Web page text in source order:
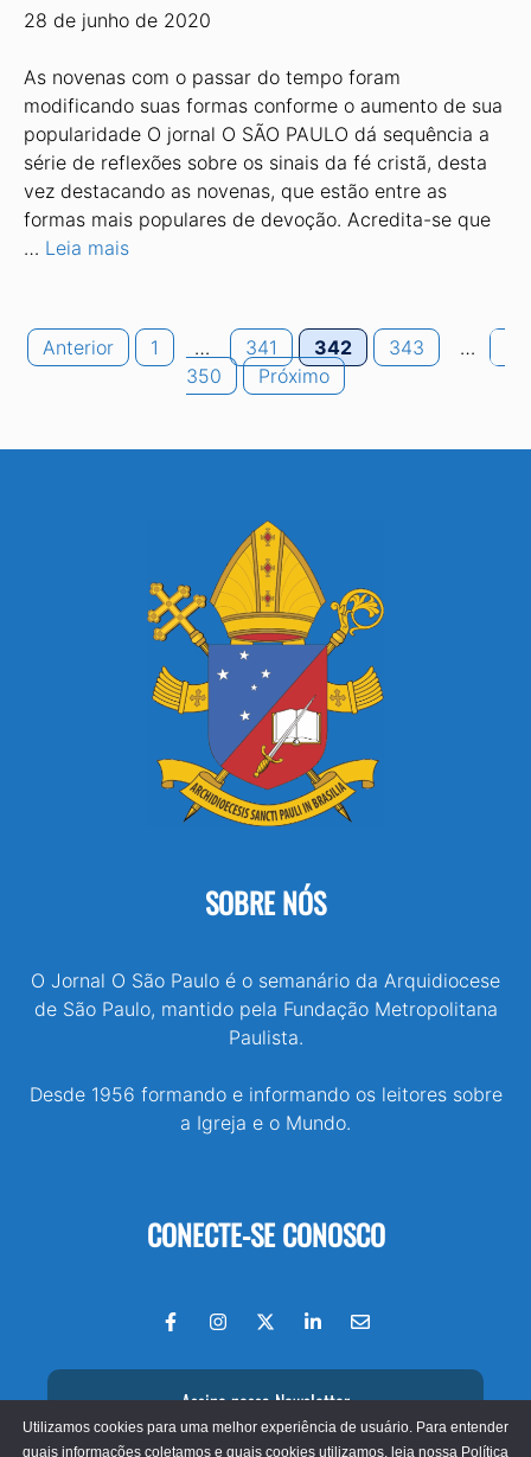
28 de junho de 2020
As novenas com o passar do tempo foram
modificando suas formas conforme o aumento de sua
popularidade O jornal O SÃO PAULO dá sequência a
série de reflexões sobre os sinais da fé cristã, desta
vez destacando as novenas, que estão entre as
formas mais populares de devoção. Acredita-se que
… Leia mais
Anterior Page
1 … Page
341 Page
342 Page
343 …
350
Próximo
SOBRE NÓS
O Jornal O São Paulo é o semanário da Arquidiocese
de São Paulo, mantido pela Fundação Metropolitana
Paulista.
Desde 1956 formando e informando os leitores sobre
a Igreja e o Mundo.
CONECTE-SE CONOSCO
Assine nossa Newsletter
Utilizamos cookies para uma melhor experiência de usuário. Para entender
quais informações coletamos e quais cookies utilizamos, leia nossa Política